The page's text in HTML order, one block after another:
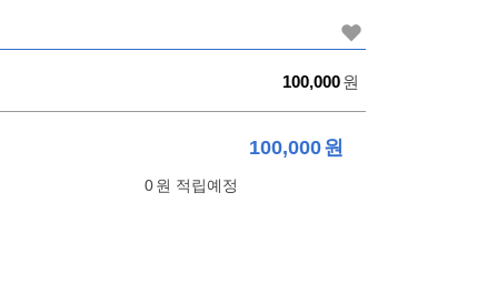
가
100,000원
100,000원
0원 적립예정